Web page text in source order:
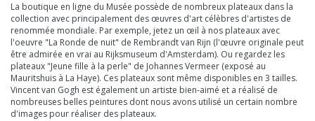
La boutique en ligne du Musée possède de nombreux plateaux dans la
collection avec principalement des œuvres d'art célèbres d'artistes de
renommée mondiale. Par exemple, jetez un œil à nos plateaux avec
l'oeuvre "La Ronde de nuit" de Rembrandt van Rijn (l'œuvre originale peut
être admirée en vrai au Rijksmuseum d'Amsterdam). Ou regardez les
plateaux "Jeune fille à la perle" de Johannes Vermeer (exposé au
Mauritshuis à La Haye). Ces plateaux sont même disponibles en 3 tailles.
Vincent van Gogh est également un artiste bien-aimé et a réalisé de
nombreuses belles peintures dont nous avons utilisé un certain nombre
d'images pour réaliser des plateaux.